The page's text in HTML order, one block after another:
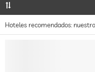
Hoteles recomendados: